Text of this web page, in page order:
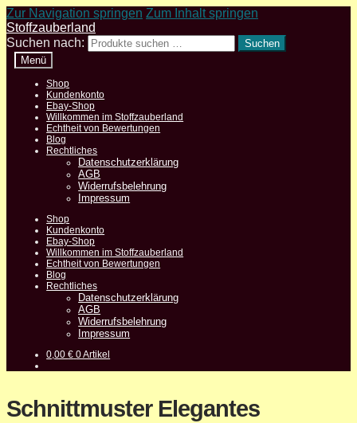
Zur Navigation springen Zum Inhalt springen
Stoffzauberland
Suchen nach:
Suchen
Menü
Shop
Kundenkonto
Ebay-Shop
Willkommen im Stoffzauberland
Echtheit von Bewertungen
Blog
Rechtliches
Datenschutzerklärung
AGB
Widerrufsbelehrung
Impressum
Shop
Kundenkonto
Ebay-Shop
Willkommen im Stoffzauberland
Echtheit von Bewertungen
Blog
Rechtliches
Datenschutzerklärung
AGB
Widerrufsbelehrung
Impressum
0,00€ 0 Artikel
Schnittmuster Elegantes